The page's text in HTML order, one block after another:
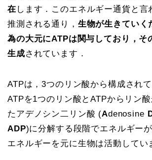
在 します．このエネルギー通貨と言
推測される通り， 生物が生きていく
為の大元にATPは関与しており，そ
生成されています．
ATPは，3つのリン酸から構成され
ATPを1つのリン酸とATPからリン
たアデノシン二リン酸 (Adenosine
ADP)に分解する段階でエネルギー
エネルギーを元に生物は活動してい